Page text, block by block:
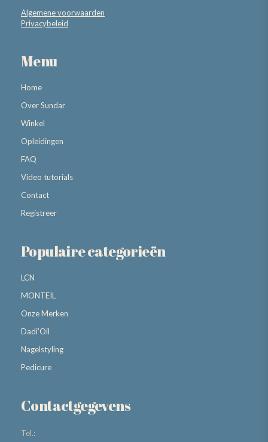
Algemene voorwaarden
Privacybeleid
Menu
Home
Over Sundar
Winkel
Opleidingen
FAQ
Video tutorials
Contact
Registreer
Populaire categorieën
LCN
MONTEIL
Onze Merken
Dadi’Oil
Nagelstyling
Pedicure
Contactgegevens
Tel.: